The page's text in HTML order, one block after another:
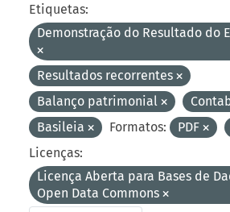
Etiquetas:
Demonstração do Resultado do
Resultados recorrentes
Balanço patrimonial
Basileia
Formatos: PDF
Licenças:
Licença Aberta para Bases de
Open Data Commons